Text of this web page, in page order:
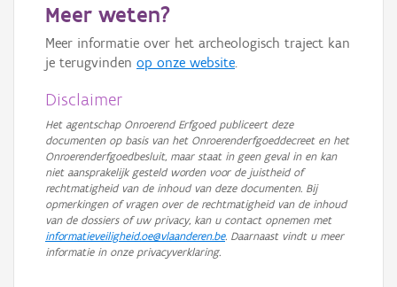
Meer weten?
Meer informatie over het archeologisch traject kan
je terugvinden op onze website.
Disclaimer
Het agentschap Onroerend Erfgoed publiceert deze
documenten op basis van het Onroerenderfgoeddecreet en het
Onroerenderfgoedbesluit, maar staat in geen geval in en kan
niet aansprakelijk gesteld worden voor de juistheid of
rechtmatigheid van de inhoud van deze documenten. Bij
opmerkingen of vragen over de rechtmatigheid van de inhoud
van de dossiers of uw privacy, kan u contact opnemen met
informatieveiligheid.oe@vlaanderen.be. Daarnaast vindt u meer
informatie in onze privacyverklaring.